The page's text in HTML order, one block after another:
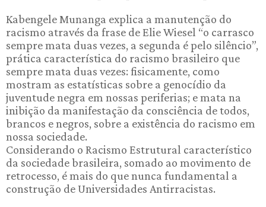
Kabengele Munanga explica a manutenção do
racismo através da frase de Elie Wiesel “o carrasco
sempre mata duas vezes, a segunda é pelo silêncio”,
prática característica do racismo brasileiro que
sempre mata duas vezes: fisicamente, como
mostram as estatísticas sobre a genocídio da
juventude negra em nossas periferias; e mata na
inibição da manifestação da consciência de todos,
brancos e negros, sobre a existência do racismo em
nossa sociedade.
Considerando o Racismo Estrutural característico
da sociedade brasileira, somado ao movimento de
retrocesso, é mais do que nunca fundamental a
construção de Universidades Antirracistas.